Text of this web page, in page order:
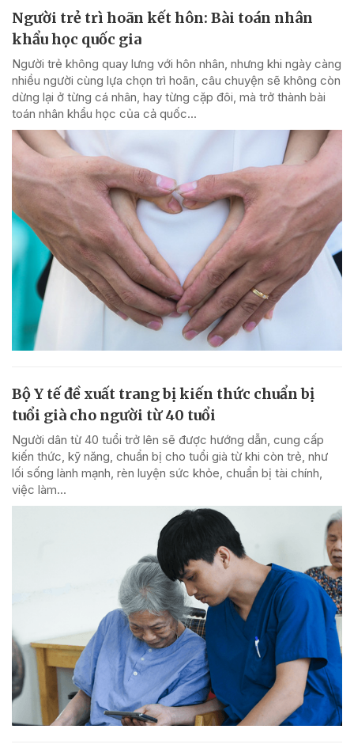
Người trẻ trì hoãn kết hôn: Bài toán nhân
khẩu học quốc gia
Người trẻ không quay lưng với hôn nhân, nhưng khi ngày càng
nhiều người cùng lựa chọn trì hoãn, câu chuyện sẽ không còn
dừng lại ở từng cá nhân, hay từng cặp đôi, mà trở thành bài
toán nhân khẩu học của cả quốc...
Bộ Y tế đề xuất trang bị kiến thức chuẩn bị
tuổi già cho người từ 40 tuổi
Người dân từ 40 tuổi trở lên sẽ được hướng dẫn, cung cấp
kiến thức, kỹ năng, chuẩn bị cho tuổi già từ khi còn trẻ, như
lối sống lành mạnh, rèn luyện sức khỏe, chuẩn bị tài chính,
việc làm...